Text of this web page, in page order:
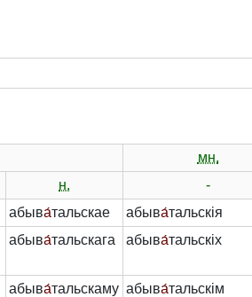
мн.
н.
-
абыва́тальскае абыва́тальскія
абыва́тальскага абыва́тальскіх
абыва́тальскаму абыва́тальскім